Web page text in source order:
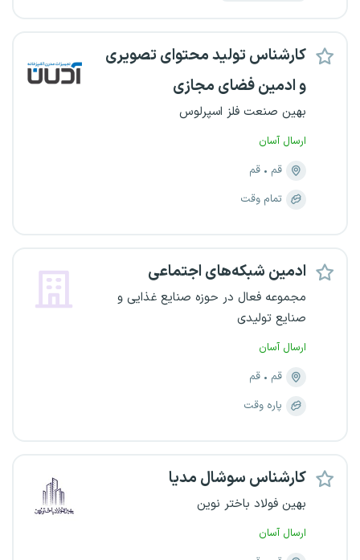
کارشناس تولید محتوای تصویری
و ادمین فضای مجازی
بهین صنعت فلز اسپرلوس
ارسال آسان
قم
قم
تمام وقت
ادمین شبکه‌های اجتماعی
مجموعه فعال در حوزه صنایع غذایی و
صنایع تولیدی
ارسال آسان
قم
قم
پاره وقت
کارشناس سوشال مدیا
بهین فولاد باختر نوین
ارسال آسان